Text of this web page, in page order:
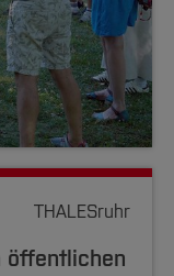
THALESruhr
öffentlichen